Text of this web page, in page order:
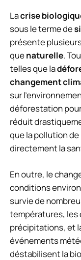
Lacrise
sous le terme de
présente
quenaturelle.
telles que la
changement
sur
déforestation
réduit
que la pollution de
directement la
En outre, le
conditions
survie de
températures, les
précipitations, et
événements
déstabilisent la